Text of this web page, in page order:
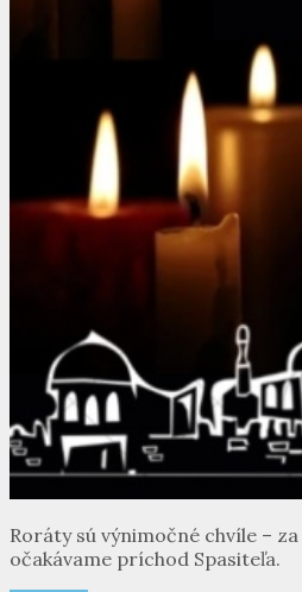
Roráty sú výnimočné chvíle –
očakávame príchod Spasiteľa.